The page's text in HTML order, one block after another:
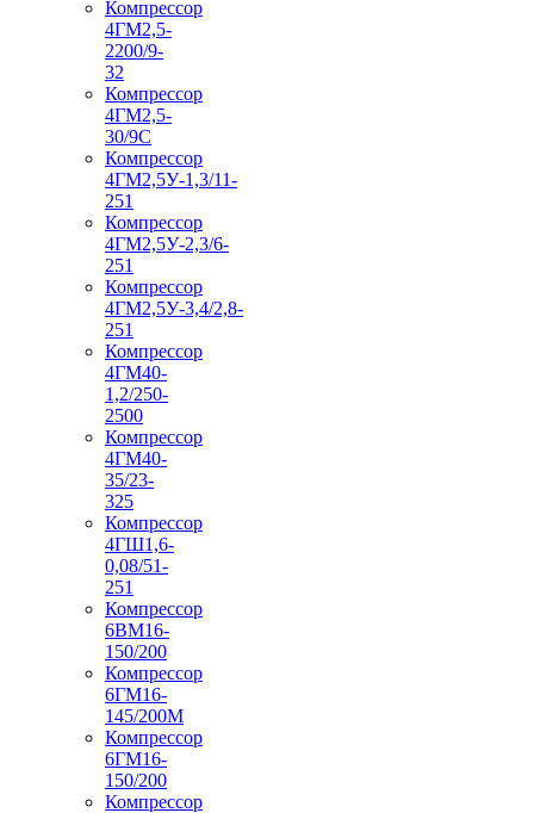
Компрессор
4ГМ2,5-
2200/9-
32
Компрессор
4ГМ2,5-
30/9С
Компрессор
4ГМ2,5У-1,3/11-
251
Компрессор
4ГМ2,5У-2,3/6-
251
Компрессор
4ГМ2,5У-3,4/2,8-
251
Компрессор
4ГМ40-
1,2/250-
2500
Компрессор
4ГМ40-
35/23-
325
Компрессор
4ГШ1,6-
0,08/51-
251
Компрессор
6ВМ16-
150/200
Компрессор
6ГМ16-
145/200М
Компрессор
6ГМ16-
150/200
Компрессор